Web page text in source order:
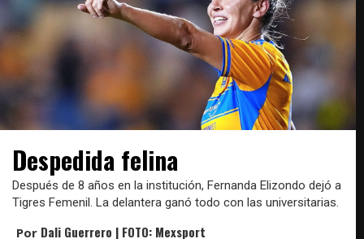
Despedida felina
Después de 8 años en la institución, Fernanda Elizondo dejó a
Tigres Femenil. La delantera ganó todo con las universitarias.
Por Dali Guerrero | FOTO: Mexsport